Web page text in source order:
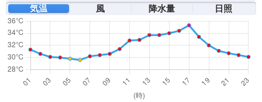
気温 風 降水量 日照